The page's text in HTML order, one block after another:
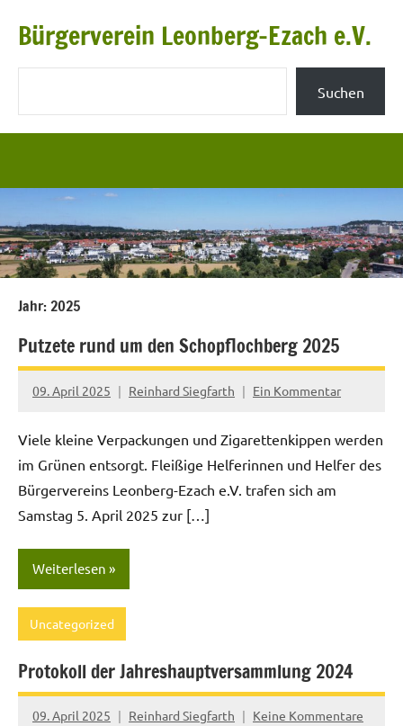
InhaltBürgerverein Leonberg-Ezach e.V.
Suchen
Jahr:2025
Putzete rund um den Schopflochberg 2025
09. April 2025 Reinhard Siegfarth Ein Kommentar
Viele kleine Verpackungen und Zigarettenkippen werden
im Grünen entsorgt. Fleißige Helferinnen und Helfer des
Bürgervereins Leonberg-Ezach e.V. trafen sich am
Samstag 5. April 2025 zur […]
Weiterlesen
Uncategorized
Protokoll der Jahreshauptversammlung 2024
09. April 2025 Reinhard Siegfarth Keine Kommentare